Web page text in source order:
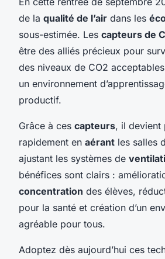
de la qualité de l’air dans les
sous-estimée. Les capteurs de
être des alliés précieux pour
des niveaux de CO2
un environnement
productif.
Grâce à ces capteurs, il devient
rapidement en aérant les salles
ajustant les systèmes de
bénéfices sont clairs :
concentration des élèves,
pour la santé et création d’un
agréable pour tous.
Adoptez dès aujourd’hui ces